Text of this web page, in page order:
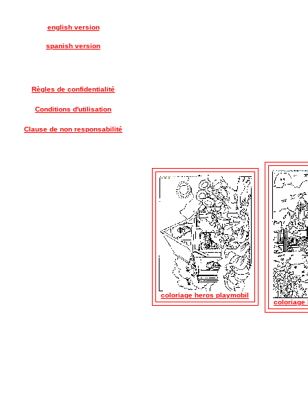
english version
spanish version
Règles de confidentialité
Conditions d'utilisation
Clause de non responsabilité
coloriage heros playmobil
coloriage